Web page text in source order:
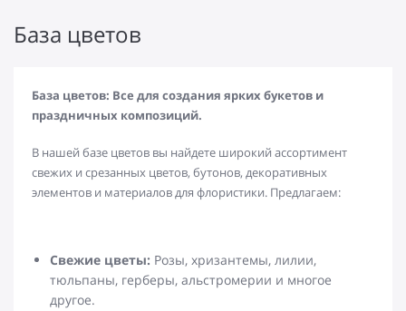
База цветов
База цветов: Все для создания ярких букетов и
праздничных композиций.
В нашей базе цветов вы найдете широкий ассортимент
свежих и срезанных цветов, бутонов, декоративных
элементов и материалов для флористики. Предлагаем:
Свежие цветы: Розы, хризантемы, лилии,
тюльпаны, герберы, альстромерии и многое
другое.